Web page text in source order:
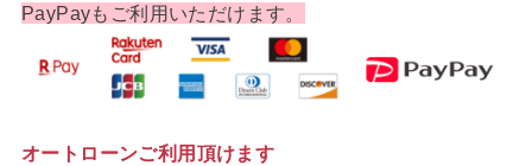
PayPayもご利用いただけます。
オートローンご利用頂けます